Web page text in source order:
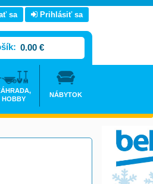
sa Prihlásiť sa
0.00 €
HOBBY
NÁBYTOK